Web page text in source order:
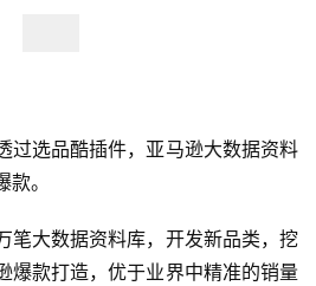
过选品酷插件，亚马逊大数据资料
。
笔大数据资料库，开发新品类，挖
爆款打造，优于业界中精准的销量